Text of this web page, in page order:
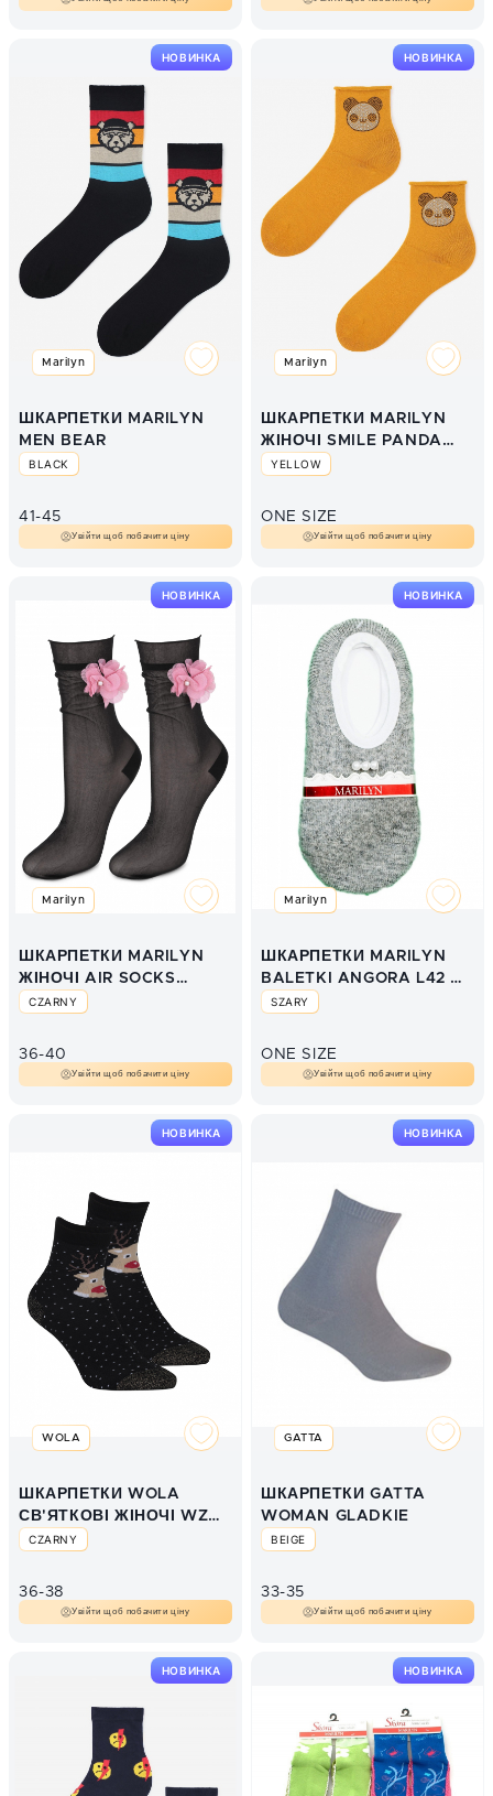
НОВИНКА
Marilyn
ШКАРПЕТКИ MARILYN
MEN BEAR
BLACK
41-45
Увійти щоб побачити ціну
НОВИНКА
Marilyn
ШКАРПЕТКИ MARILYN
ЖІНОЧІ SMILE PANDA
YELLOW
YELLOW
ONE SIZE
Увійти щоб побачити ціну
НОВИНКА
Marilyn
ШКАРПЕТКИ MARILYN
ЖІНОЧІ AIR SOCKS
FLOWER
CZARNY
36-40
Увійти щоб побачити ціну
НОВИНКА
Marilyn
ШКАРПЕТКИ MARILYN
BALETKI ANGORA L42 D
GREY
SZARY
ONE SIZE
Увійти щоб побачити ціну
НОВИНКА
WOLA
ШКАРПЕТКИ WOLA
СВ'ЯТКОВІ ЖІНОЧІ WZ
839
CZARNY
36-38
Увійти щоб побачити ціну
НОВИНКА
GATTA
ШКАРПЕТКИ GATTA
WOMAN GLADKIE
BEIGE
33-35
Увійти щоб побачити ціну
НОВИНКА НОВИНКА